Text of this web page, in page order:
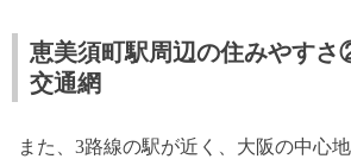
恵美須町駅周辺の住みやす
交通網
また、 3路線の駅が近く、大阪の中心